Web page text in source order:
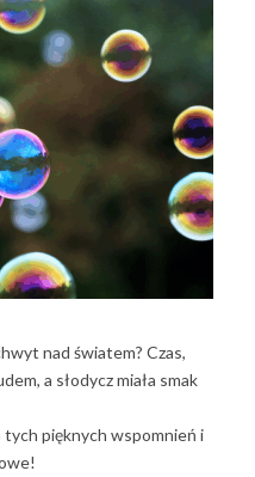
nad światem? Czas,
a słodycz miała smak
tych pięknych wspomnień i